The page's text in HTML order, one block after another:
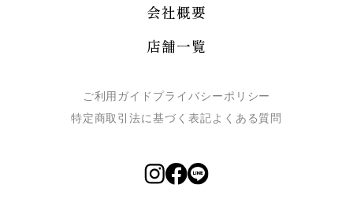
会社概要
店舗一覧
ご利用ガイド プライバシーポリシー
特定商取引法に基づく表記よくある質問